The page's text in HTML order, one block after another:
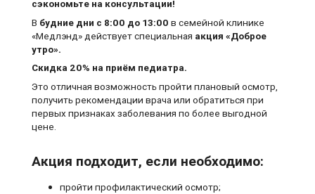
сэкономьте на консультации!
В будние дни с 8:00 до 13:00 в семейной клинике
«Медлэнд» действует специальная акция «Доброе
утро».
Скидка 20% на приём педиатра.
Это отличная возможность пройти плановый осмотр,
получить рекомендации врача или обратиться при
первых признаках заболевания по более выгодной
цене.
Акция подходит, если необходимо:
пройти профилактический осмотр;